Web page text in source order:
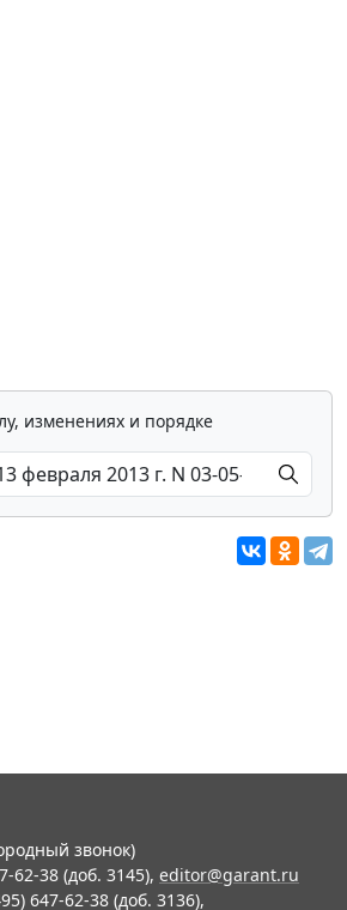
изменениях и порядке
звонок)
62-38 (доб. 3145), editor@garant.ru
647-62-38 (доб. 3136),